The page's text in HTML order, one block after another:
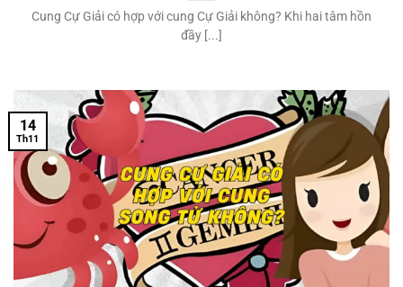
Cung Cự Giải có hợp với cung Cự Giải không? Khi hai tâm hồn
đầy [...]
14
Th11